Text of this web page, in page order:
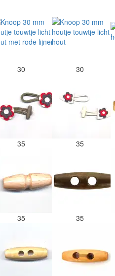
30 30
35 35
35 35